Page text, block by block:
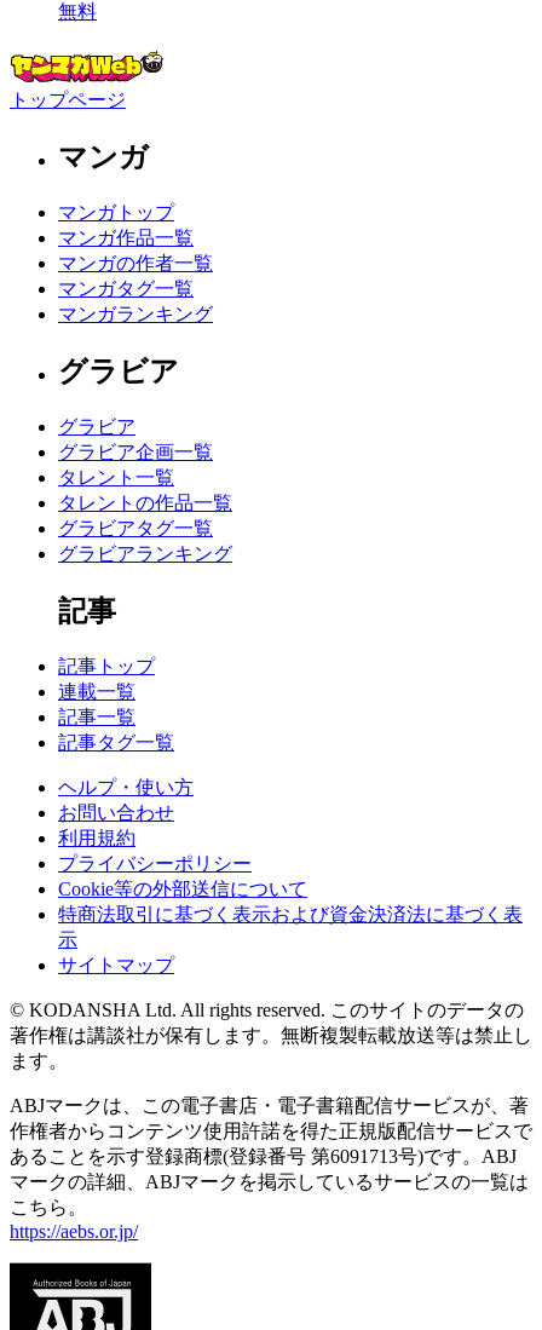
無料
トップページ
マンガ
マンガトップ
マンガ作品一覧
マンガの作者一覧
マンガタグ一覧
マンガランキング
グラビア
グラビア
グラビア企画一覧
タレント一覧
タレントの作品一覧
グラビアタグ一覧
グラビアランキング
記事
記事トップ
連載一覧
記事一覧
記事タグ一覧
ヘルプ・使い方
お問い合わせ
利用規約
プライバシーポリシー
Cookie等の外部送信について
特商法取引に基づく表示および資金決済法に基づく表
示
サイトマップ
© KODANSHA Ltd. All rights reserved. このサイトのデータの
著作権は講談社が保有します。無断複製転載放送等は禁止し
ます。
ABJマークは、この電子書店・電子書籍配信サービスが、著
作権者からコンテンツ使用許諾を得た正規版配信サービスで
あることを示す登録商標(登録番号 第6091713号)です。ABJ
マークの詳細、ABJマークを掲示しているサービスの一覧は
こちら。
https://aebs.or.jp/